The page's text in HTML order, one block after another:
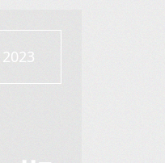
2023